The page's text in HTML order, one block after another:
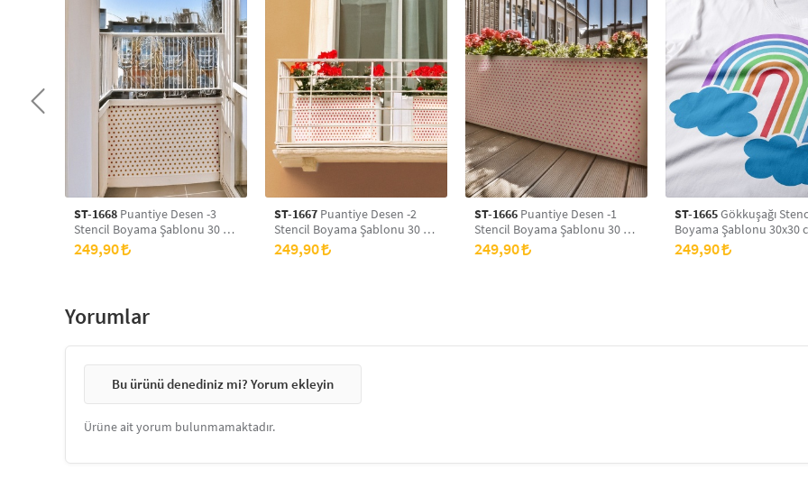
ST-1668 Puantiye Desen -3
Stencil Boyama Şablonu 30 x
30 cm, Duvar Stencil, Fayans
Stencil, Mobilya Stencil
249,90
ST-1667 Puantiye Desen -2
Stencil Boyama Şablonu 30 x
30 cm, Duvar Stencil, Fayans
Stencil, Mobilya Stencil
249,90
ST-1666 Puantiye Desen -1
Stencil Boyama Şablonu 30 x
30 cm, Duvar Stencil, Fayans
Stencil, Mobilya Stencil
249,90
ST-1665Gökkuşağı
Boyama Şablonu 30x30
Duvar Stencil, Fayans
Mobilya Stencil
249,90
Yorumlar
Bu ürünü denediniz mi? Yorum ekleyin
Ürüne ait yorum bulunmamaktadır.